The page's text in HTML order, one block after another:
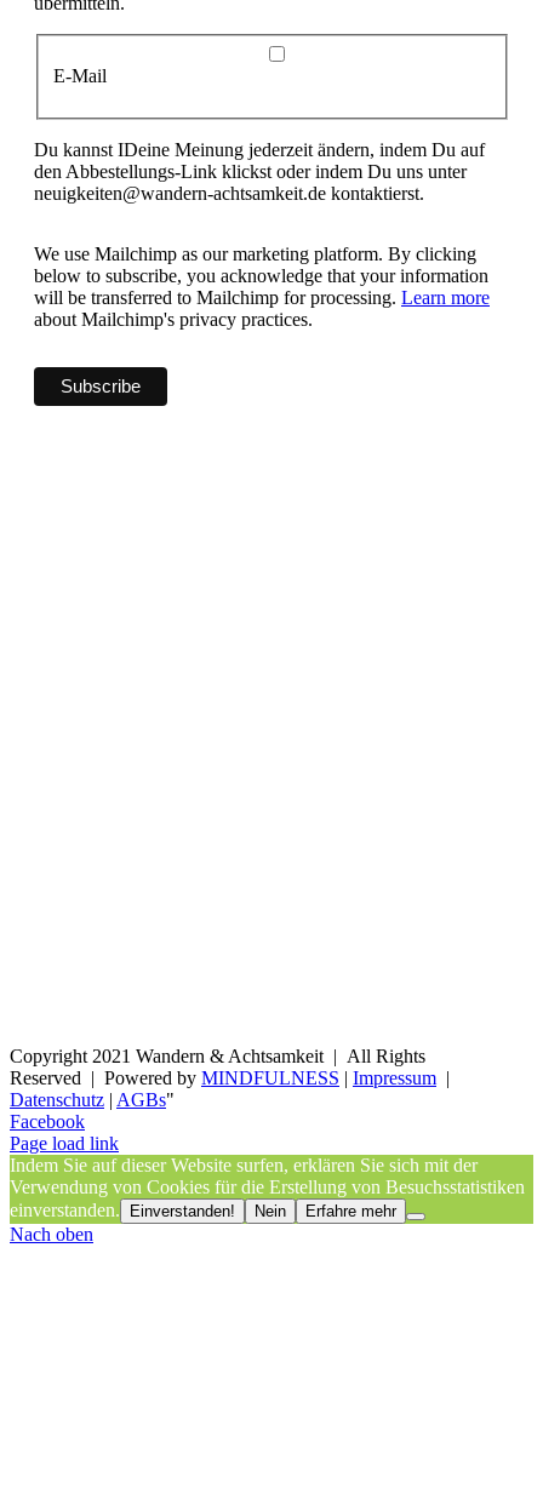
E-Mail
Du kannst IDeine Meinung jederzeit ändern, indem Du auf
den Abbestellungs-Link klickst oder indem Du uns unter
neuigkeiten@wandern-achtsamkeit.de kontaktierst.
We use Mailchimp as our marketing platform. By clicking
below to subscribe, you acknowledge that your information
will be transferred to Mailchimp for processing. Learn more
about Mailchimp's privacy practices.
Copyright 2021 Wandern & Achtsamkeit | All Rights
Reserved | Powered by MINDFULNESS | Impressum |
Datenschutz | AGBs"
Facebook
Page load link
Indem Sie auf dieser Website surfen, erklären Sie sich mit der
Verwendung von Cookies für die Erstellung von Besuchsstatistiken
einverstanden.
Einverstanden! Nein Erfahre mehr
Nach oben